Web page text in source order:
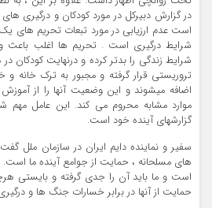
در گزارش دبیرکل در مورد کودکان و درگیری
است عدم ارزیابی در مورد تبعات تحریم های
شرایط درگیری است . تحریم ها اغلب
شرایط زندگی را بدتر کرده و درنهایت
تروریستی قرار گرفته و مجبور به ترک خانه و
اضافه میشوند و این وضعیت آنها را از
موارد مشابه محروم می کند. این عامل مهم
گزارشهای آینده خود است.
سفیر و نماینده دایم ایران در سازمان ملل
های مسلحانه ، حمایت از جوامع آینده ما
است و ما باید آن را جدی گرفته و بایستی
حمایت از آنها در برابر خسارات جنگ ها و